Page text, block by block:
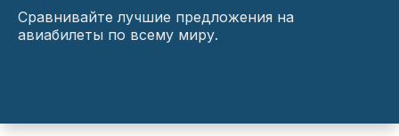
Сравнивайте лучшие предложения на
авиабилеты по всему миру.